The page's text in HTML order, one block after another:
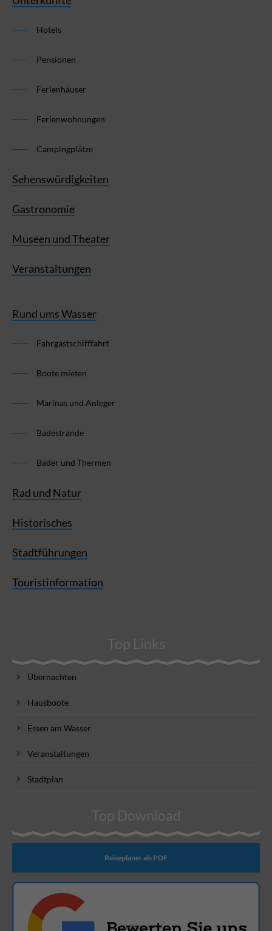
Hotels
Pensionen
Ferienhäuser
Ferienwohnungen
Campingplätze
Sehenswürdigkeiten
Gastronomie
Museen und Theater
Veranstaltungen
Rund ums Wasser
Fahrgastschifffahrt
Boote mieten
Marinas und Anleger
Badestrände
Bäder und Thermen
Rad und Natur
Historisches
Stadtführungen
Touristinformation
Top Links
Übernachten
Hausboote
Essen am Wasser
Veranstaltungen
Stadtplan
Top Download
Reiseplaner als PDF